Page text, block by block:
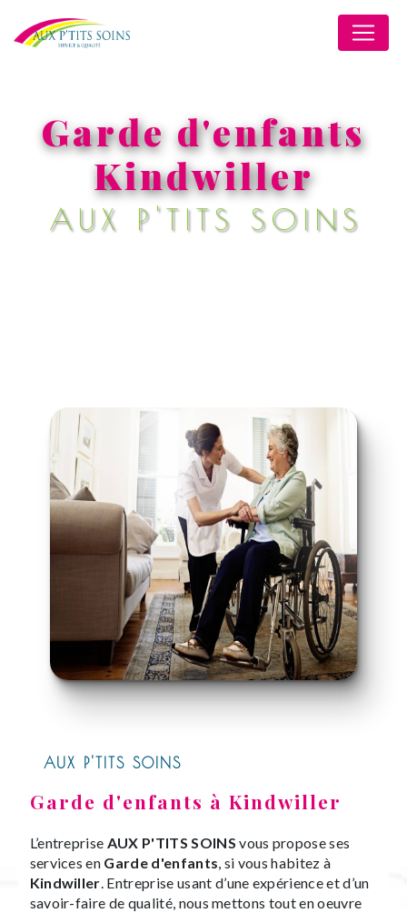
Garde d'enfants
Kindwiller
AUX P'TITS SOINS
AUX P'TITS SOINS
Garde d'enfants à Kindwiller
L’entreprise AUX P'TITS SOINS vous propose ses
services en Garde d'enfants, si vous habitez à
Kindwiller. Entreprise usant d’une expérience et d’un
savoir-faire de qualité, nous mettons tout en oeuvre